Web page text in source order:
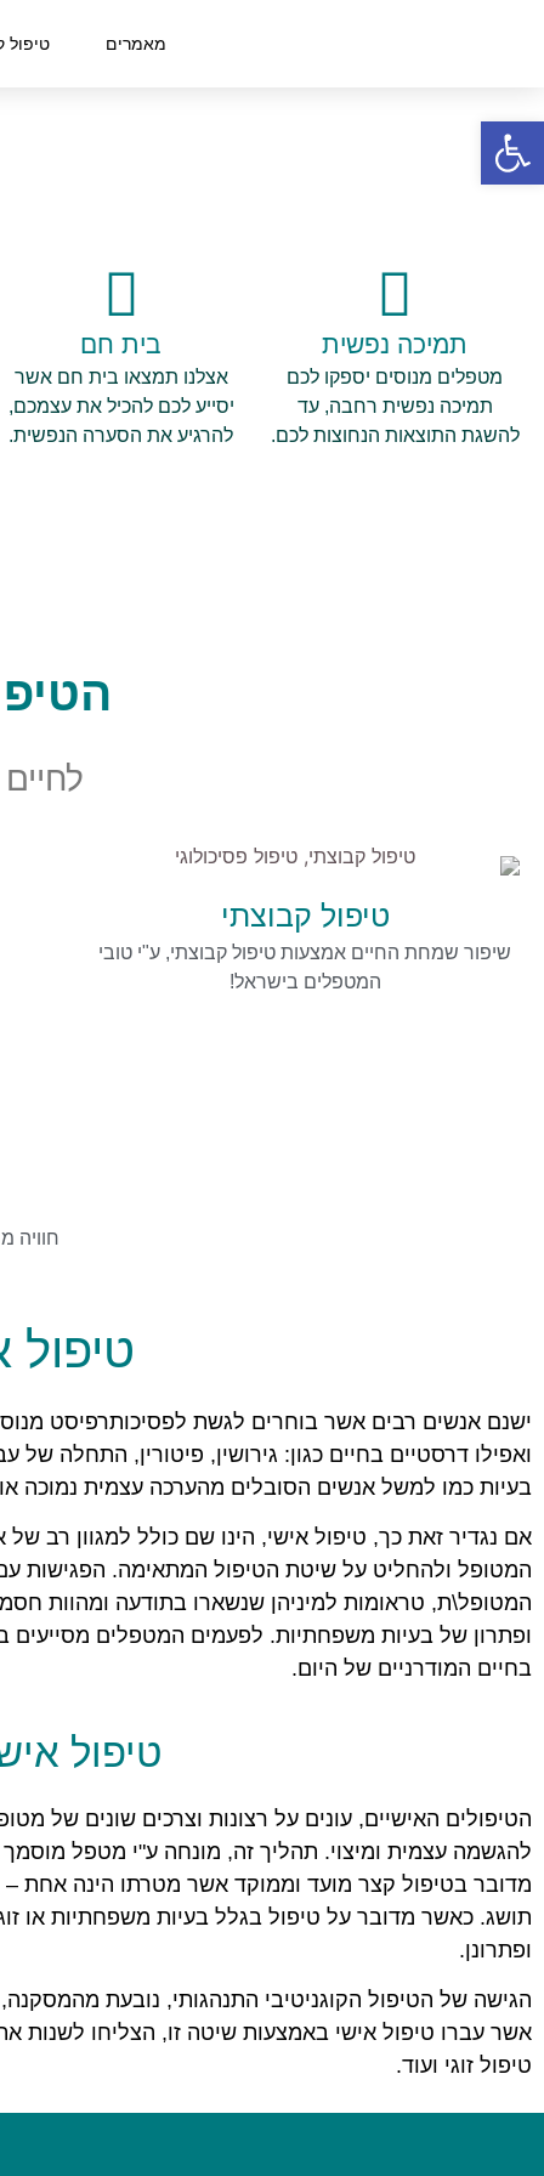
מאמרים טיפול
תמיכה נפשית
מטפלים מנוסים יספקו לכם
תמיכה נפשית רחבה, עד
להשגת התוצאות הנחוצות לכם.
בית חם
אצלנו תמצאו בית חם אשר
יסייע לכם להכיל את עצמכם,
להרגיע את הסערה הנפשית.
טיפול קבוצתי
שיפור שמחת החיים אמצעות טיפול קבוצתי, ע"י טובי
המטפלים בישראל!
חוויה
טיפול
ישנם אנשים רבים אשר בוחרים לגשת לפסיכותרפיסט
ואפילו דרסטיים בחיים כגון: גירושין, פיטורין, התחלה
בעיות כמו למשל אנשים הסובלים מהערכה עצמית נמוכה או
אם נגדיר זאת כך, טיפול אישי, הינו שם כולל למגוון רב
המטופל ולהחליט על שיטת הטיפול המתאימה. הפגישות
המטופל\ת, טראומות למיניהן שנשארו בתודעה ומהוות
ופתרון של בעיות משפחתיות. לפעמים המטפלים מסייעים
בחיים המודרניים של היום.
טיפול
הטיפולים האישיים, עונים על רצונות וצרכים שונים של
להגשמה עצמית ומיצוי. תהליך זה, מונחה ע"י מטפל
מדובר בטיפול קצר מועד וממוקד אשר מטרתו הינה אחת –
תושג. כאשר מדובר על טיפול בגלל בעיות משפחתיות או
ופתרונן.
הגישה של הטיפול הקוגניטיבי התנהגותי, נובעת
טיפול זוגי ועוד.
פתח סרגל נגישות